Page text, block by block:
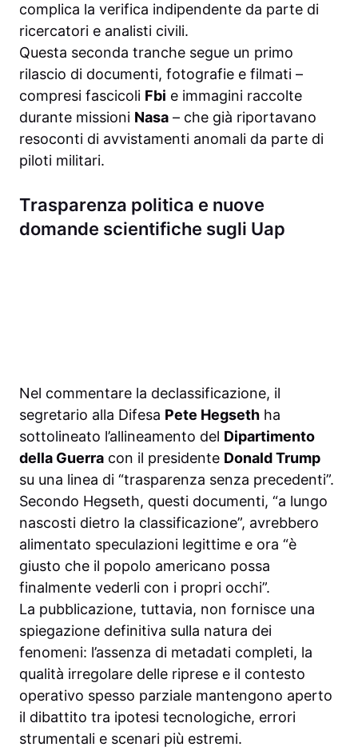
complica la verifica indipendente da parte di
ricercatori e analisti civili.
Questa seconda tranche segue un primo
rilascio di documenti, fotografie e filmati –
compresi fascicoli Fbi e immagini raccolte
durante missioni Nasa – che già riportavano
resoconti di avvistamenti anomali da parte di
piloti militari.
Trasparenza politica e nuove
domande scientifiche sugli Uap
Nel commentare la declassificazione, il
segretario alla Difesa Pete Hegseth ha
sottolineato l’allineamento del Dipartimento
della Guerra con il presidente Donald Trump
su una linea di “trasparenza senza precedenti”.
Secondo Hegseth, questi documenti, “a lungo
nascosti dietro la classificazione”, avrebbero
alimentato speculazioni legittime e ora “è
giusto che il popolo americano possa
finalmente vederli con i propri occhi”.
La pubblicazione, tuttavia, non fornisce una
spiegazione definitiva sulla natura dei
fenomeni: l’assenza di metadati completi, la
qualità irregolare delle riprese e il contesto
operativo spesso parziale mantengono aperto
il dibattito tra ipotesi tecnologiche, errori
strumentali e scenari più estremi.